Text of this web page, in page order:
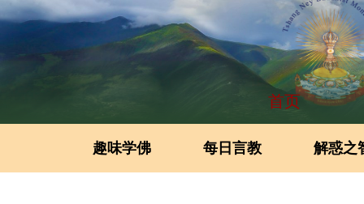
首页
趣味学佛 每日言教 解惑之